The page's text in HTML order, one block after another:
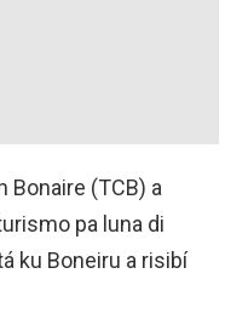
Bonaire (TCB) a
pa luna di
ku Boneiru a risibí